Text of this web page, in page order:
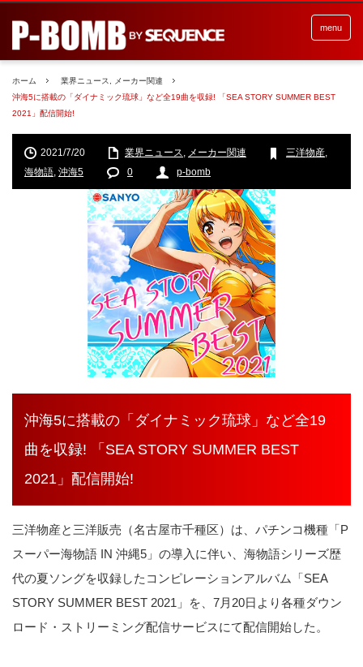
menu
ホーム 業界ニュース
メーカー関連
沖海5に搭載の「ダイナミック琉球」など全19曲を収録! 「SEA STORY SUMMER BEST
2021」配信開始!
2021/7/20 業界ニュース, メーカー関連 三洋物産,
海物語, 沖海5 0 p-bomb
沖海5に搭載の「ダイナミック琉球」など全19
曲を収録! 「SEA STORY SUMMER BEST
2021」配信開始!
三洋物産と三洋販売（名古屋市千種区）は、パチンコ機種「P
スーパー海物語 IN 沖縄5」の導入に伴い、海物語シリーズ歴
代の夏ソングを収録したコンピレーションアルバム「SEA
STORY SUMMER BEST 2021」を、7月20日より各種ダウン
ロード・ストリーミング配信サービスにて配信開始した。